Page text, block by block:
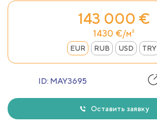
143 000 €
1430 €/м²
EUR RUB USD TRY
ID: MAY3695
Оставить заявку